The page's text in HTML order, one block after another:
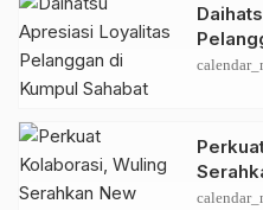
Depok
untuk